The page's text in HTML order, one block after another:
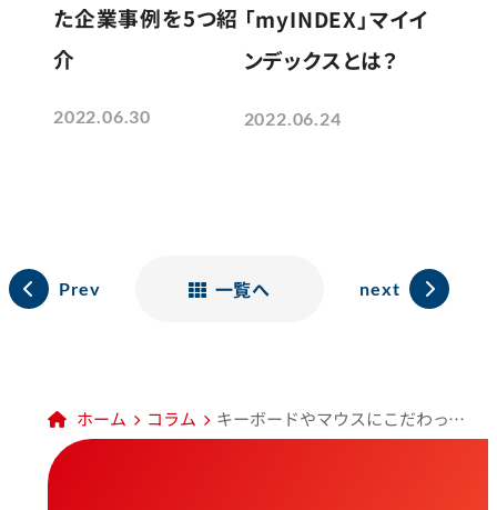
た企業事例を5つ紹
介
2022.06.30
「myINDEX」マイイ
ンデックスとは？
2022.06.24
Prev 一覧へ next
ホーム コラム キーボードやマウスにこだわってる？作業効率や生産性を上げたいなら要チェック